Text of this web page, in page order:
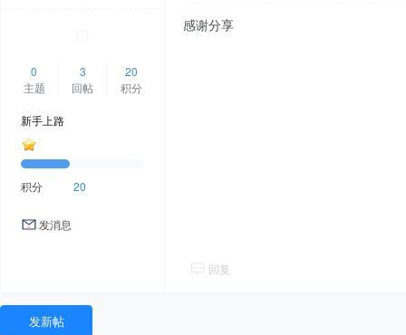
0
主题
3
回帖
20
积分
新手上路
积分 20
发消息
感谢分享
回复
发新帖